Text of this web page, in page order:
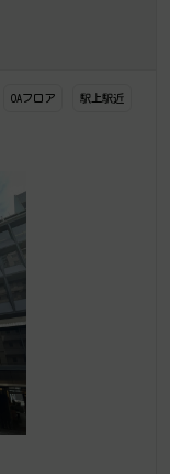
OAフロア 駅上駅近